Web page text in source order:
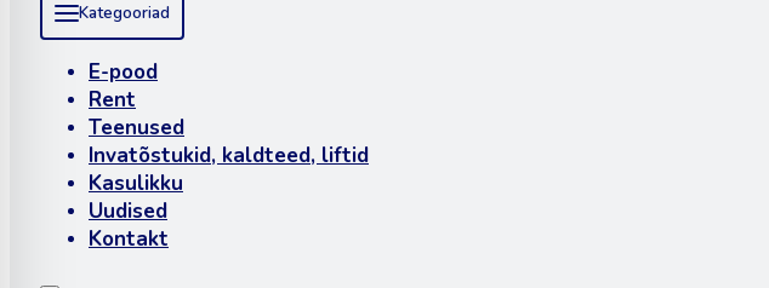
Kategooriad
E-pood
Rent
Teenused
Invatõstukid, kaldteed, liftid
Kasulikku
Uudised
Kontakt